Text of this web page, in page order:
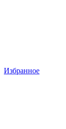
Избранное